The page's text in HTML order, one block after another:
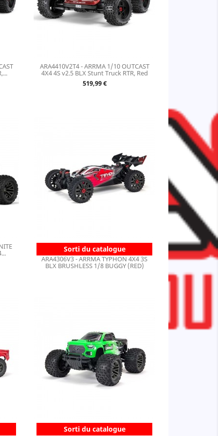
ARA4410V2T4 - ARRMA 1/10 OUTCAST
4X4 4S v2.5 BLX Stunt Truck RTR, Red
Prix
519,99 €
Sorti du catalogue
ARA4306V3 - ARRMA TYPHON 4X4 3S
BLX BRUSHLESS 1/8 BUGGY (RED)
Sorti du catalogue